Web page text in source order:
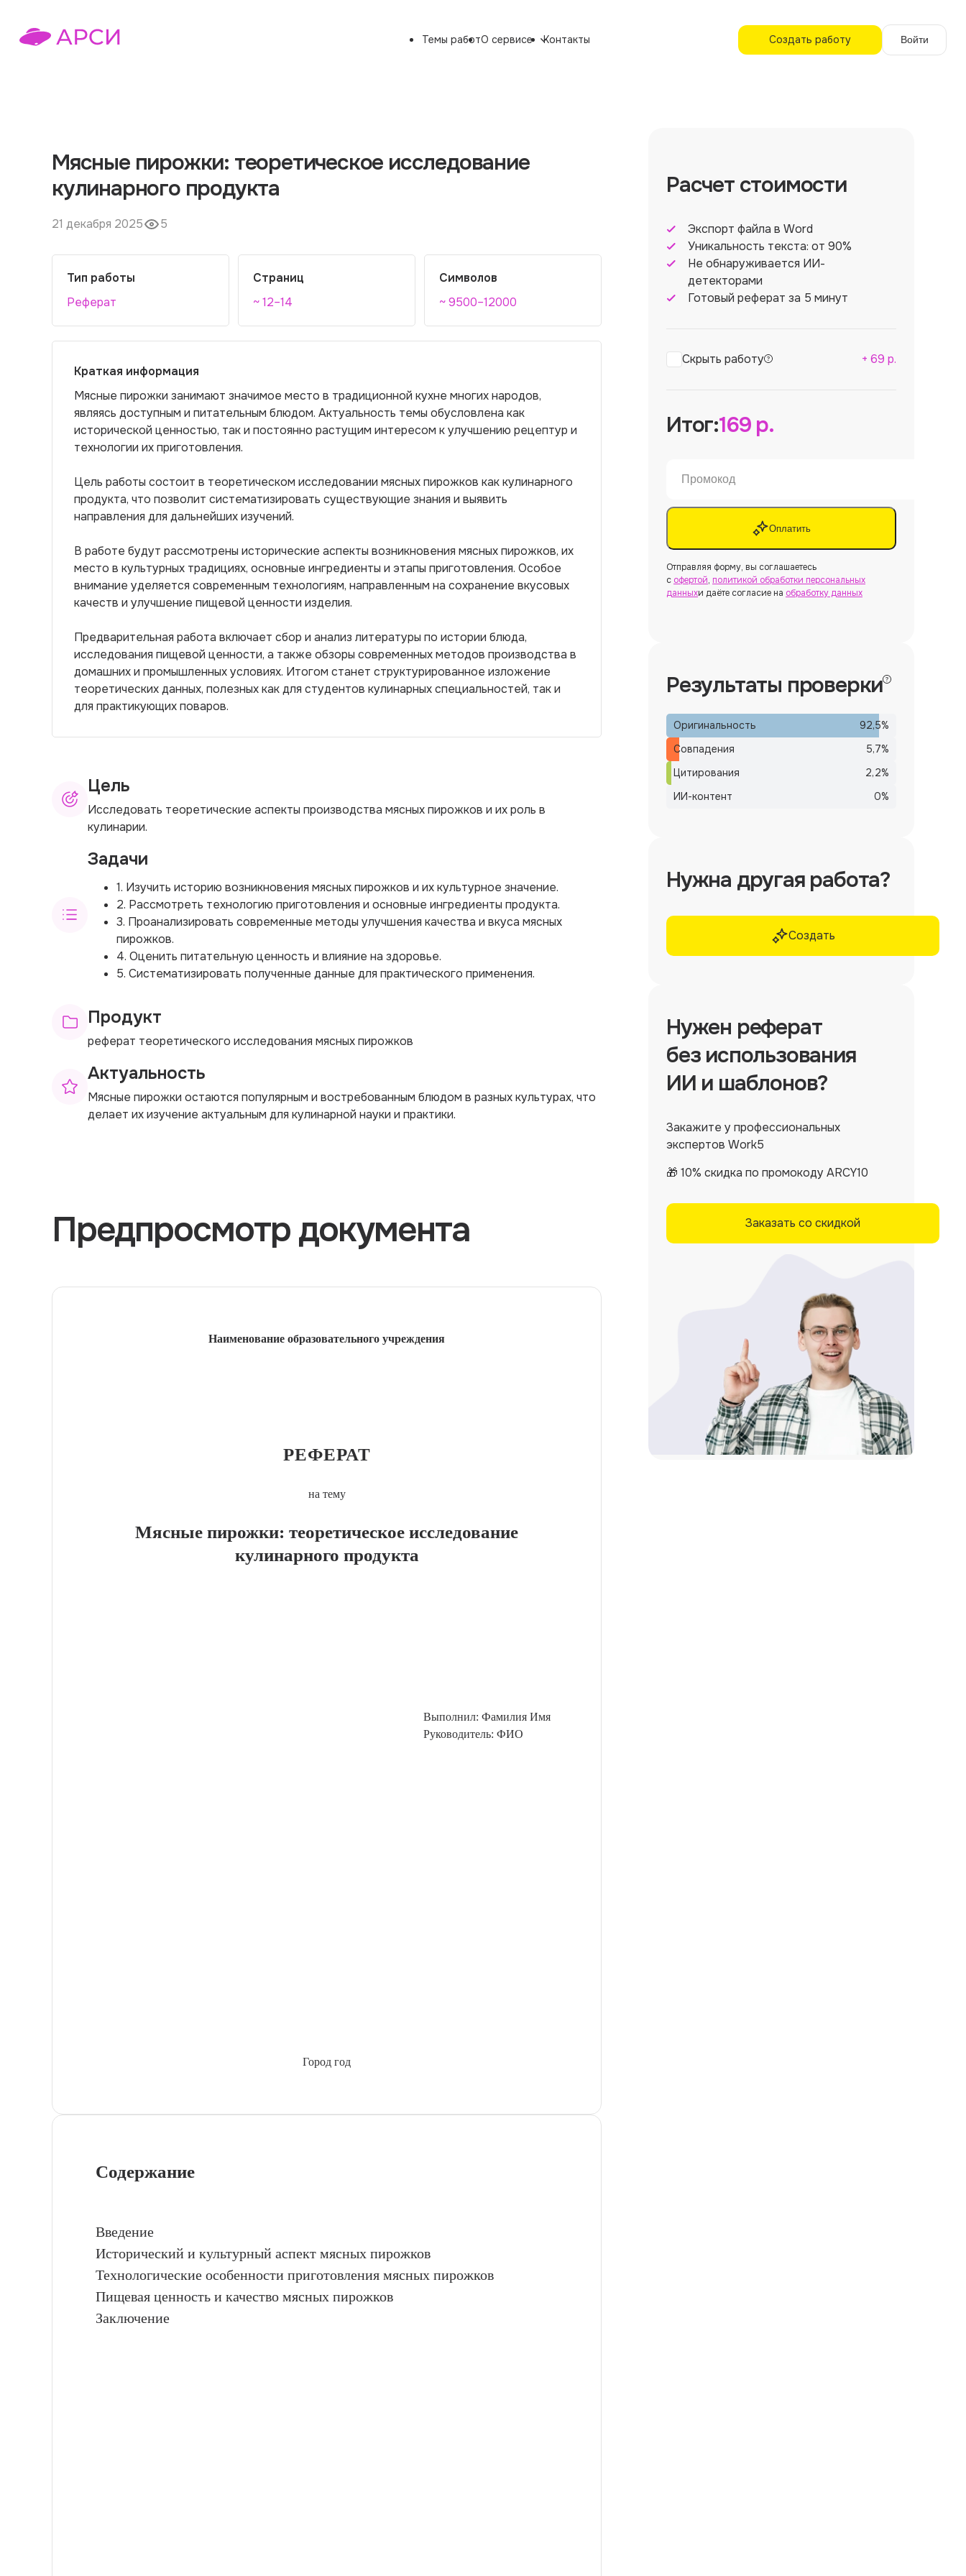
Темы работО сервисе Контакты Создать работу Войти
Мясные пирожки: теоретическое исследование
кулинарного продукта
21 декабря 2025 5
Тип работы
Реферат
Страниц
~ 12–14
Символов
~ 9500–12000
Краткая информация
Мясные пирожки занимают значимое место в традиционной кухне многих народов,
являясь доступным и питательным блюдом. Актуальность темы обусловлена как
исторической ценностью, так и постоянно растущим интересом к улучшению рецептур и
технологии их приготовления.
Цель работы состоит в теоретическом исследовании мясных пирожков как кулинарного
продукта, что позволит систематизировать существующие знания и выявить
направления для дальнейших изучений.
В работе будут рассмотрены исторические аспекты возникновения мясных пирожков, их
место в культурных традициях, основные ингредиенты и этапы приготовления. Особое
внимание уделяется современным технологиям, направленным на сохранение вкусовых
качеств и улучшение пищевой ценности изделия.
Предварительная работа включает сбор и анализ литературы по истории блюда,
исследования пищевой ценности, а также обзоры современных методов производства в
домашних и промышленных условиях. Итогом станет структурированное изложение
теоретических данных, полезных как для студентов кулинарных специальностей, так и
для практикующих поваров.
Цель
Исследовать теоретические аспекты производства мясных пирожков и их роль в
кулинарии.
Задачи
1. Изучить историю возникновения мясных пирожков и их культурное значение.
2. Рассмотреть технологию приготовления и основные ингредиенты продукта.
3. Проанализировать современные методы улучшения качества и вкуса мясных
пирожков.
4. Оценить питательную ценность и влияние на здоровье.
5. Систематизировать полученные данные для практического применения.
Продукт
реферат теоретического исследования мясных пирожков
Актуальность
Мясные пирожки остаются популярным и востребованным блюдом в разных культурах, что
делает их изучение актуальным для кулинарной науки и практики.
Предпросмотр документа
Наименование образовательного учреждения
РЕФЕРАТ
на тему
Мясные пирожки: теоретическое исследование
кулинарного продукта
Выполнил: Фамилия Имя
Руководитель: ФИО
Город год
Содержание
Введение
Исторический и культурный аспект мясных пирожков
Технологические особенности приготовления мясных пирожков
Пищевая ценность и качество мясных пирожков
Заключение
Расчет стоимости
Экспорт файла в Word
Уникальность текста: от 90%
Не обнаруживается ИИ-
детекторами
Готовый реферат за 5 минут
Скрыть работу + 69 р.
Итог:169р.
Оплатить
Отправляя форму, вы соглашаетесь
с офертой, политикой обработки персональных
данныхи даёте согласие на обработку данных
Результаты проверки
Оригинальность 92,5%
Совпадения
5,7%
Цитирования
2,2%
ИИ-контент
0%
Нужна другая работа?
Создать
Нужен реферат
без использования
ИИ и шаблонов?
Закажите у профессиональных
экспертов Work5
🎁 10% скидка по промокоду ARCY10
Заказать со скидкой